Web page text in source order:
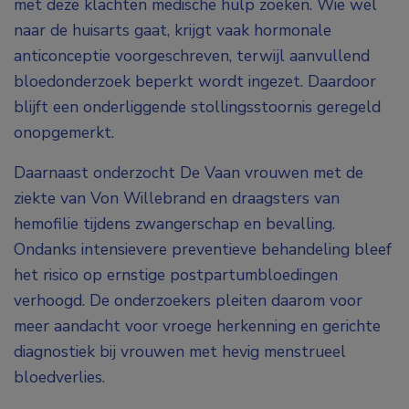
met deze klachten medische hulp zoeken. Wie wel
naar de huisarts gaat, krijgt vaak hormonale
anticonceptie voorgeschreven, terwijl aanvullend
bloedonderzoek beperkt wordt ingezet. Daardoor
blijft een onderliggende stollingsstoornis geregeld
onopgemerkt.
Daarnaast onderzocht De Vaan vrouwen met de
ziekte van Von Willebrand en draagsters van
hemofilie tijdens zwangerschap en bevalling.
Ondanks intensievere preventieve behandeling bleef
het risico op ernstige postpartumbloedingen
verhoogd. De onderzoekers pleiten daarom voor
meer aandacht voor vroege herkenning en gerichte
diagnostiek bij vrouwen met hevig menstrueel
bloedverlies.